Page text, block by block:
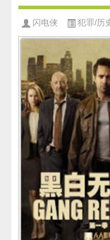
闪电侠 犯罪/历